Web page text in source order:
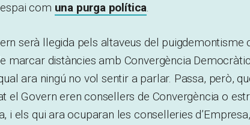
com una purga política.
serà llegida pels altaveus del puigdemontisme
marcar distàncies amb Convergència
ara ningú no vol sentir a parlar. Passa, però,
el Govern eren consellers de Convergència o
i els qui ara ocuparan les conselleries